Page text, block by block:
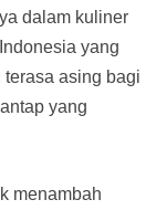
dalam kuliner
yang
asing bagi
yang
menambah